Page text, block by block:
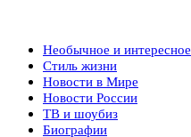
Необычное и интересное
Стиль жизни
Новости в Мире
Новости России
ТВ и шоубиз
Биографии